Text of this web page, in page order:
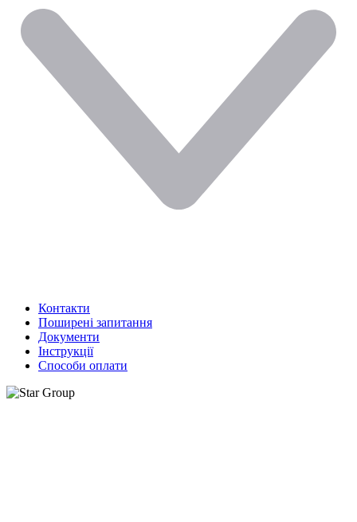
Контакти
Поширені запитання
Документи
Інструкції
Способи оплати